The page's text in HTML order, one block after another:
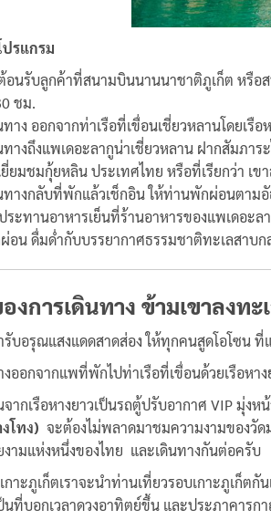
ปรแกรม
อนรับลูกค้าที่สนามบินนานนาชาติภูเก็ต หรือส
ชม.
าง ออกจากท่าเรือที่เขื่อนเชี่ยวหลานโดยเรื
ทางถึงแพเดอะลากูน่าเชี่ยวหลาน ฝากสัมภา
ยี่ยมชมกุ้ยหลิน ประเทศไทย หรือที่เรียกว่า เ
ทางกลับที่พักแล้วเช็กอิน ให้ท่านพักผ่อนตาม
ระทานอาหารเย็นที่ร้านอาหารของแพเดอะ
อน ดื่มด่ำกับบรรยากาศธรรมชาติทะเลสาบ
งการเดินทาง ข้ามเขาลงท
รับอรุณแสงแดดสาดส่อง ให้ทุกคนสูดโอโซน
ออกจากแพที่พักไปท่าเรือที่เขื่อนด้วยเรือหาง
ากเรือหางยาวเป็นรถตู้ปรับอากาศ VIP มุ่ง
โทง) จะต้องไม่พลาดมาชมความงามของวั
งามแห่งหนึ่งของไทย และเดินทางกันต่อครับ
กาะภูเก็ตเราจะนำท่านเที่ยวรอบเกาะภูเก็ต
ที่บอกเวลาดวงอาทิตย์ขึ้น และประภาคารก